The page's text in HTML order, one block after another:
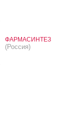
ФАРМАСИНТЕЗ
(Россия)